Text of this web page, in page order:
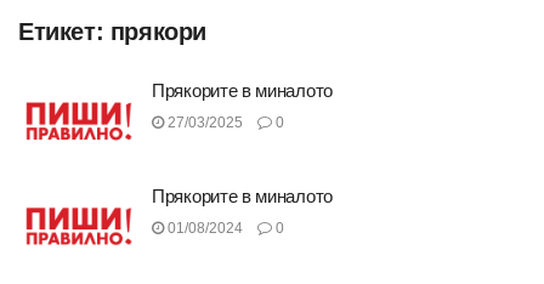
Етикет: прякори
Прякорите в миналото
27/03/2025 0
Прякорите в миналото
01/08/2024 0